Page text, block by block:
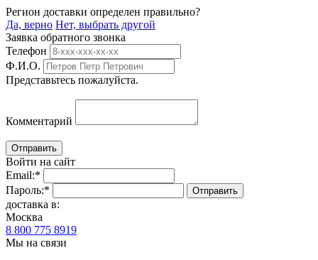
Регион доставки определен правильно?
Да, верно Нет, выбрать другой
Заявка обратного звонка
Телефон
Ф.И.О.
Представьтесь пожалуйста.
Комментарий
Войти на сайт
Email:*
Пароль:*
доставка в:
Москва
8 800 775 8919
Мы на связи